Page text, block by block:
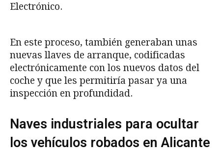
Electrónico.
En este proceso, también generaban unas
nuevas llaves de arranque, codificadas
electrónicamente con los nuevos datos del
coche y que les permitiría pasar ya una
inspección en profundidad.
Naves industriales para ocultar
los vehículos robados en Alicante